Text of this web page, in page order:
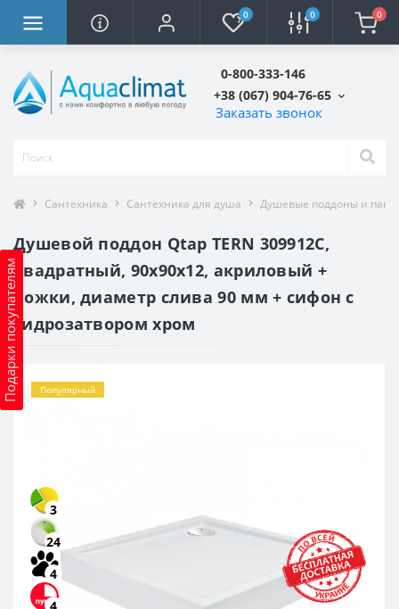
0 0 0
0-800-333-146
+38 (067) 904-76-65
Заказать звонок
Подарки покупателям
Сантехника Сантехника для душа Душевые поддоны и
Душевой поддон Qtap TERN 309912C,
квадратный, 90x90x12, акриловый +
ножки, диаметр слива 90 мм + сифон с
гидрозатвором хром
Популярный
3
24
4
4